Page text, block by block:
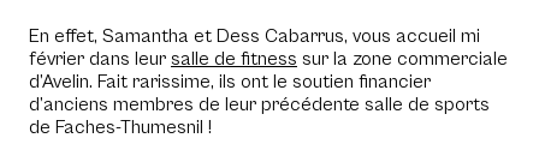
En effet, Samantha et Dess Cabarrus, vous accueil mi
février dans leur salle de fitness sur la zone commerciale
d’Avelin. Fait rarissime, ils ont le soutien financier
d’anciens membres de leur précédente salle de sports
de Faches-Thumesnil !